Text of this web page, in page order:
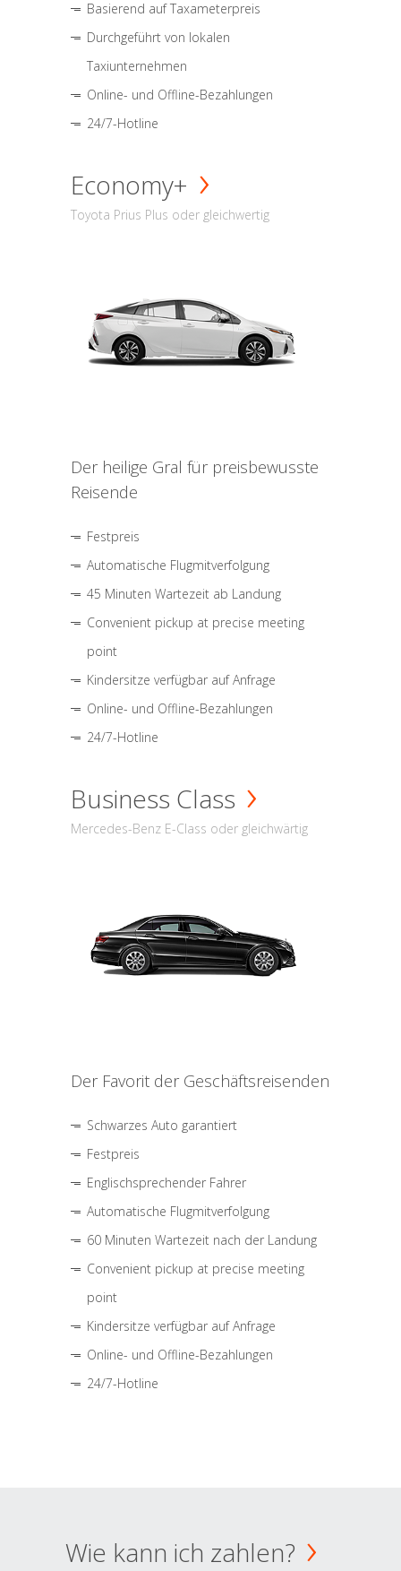
Basierend auf Taxameterpreis
Durchgeführt von lokalen
Taxiunternehmen
Online- und Offline-Bezahlungen
24/7-Hotline
Economy+
Toyota Prius Plus oder gleichwertig
Der heilige Gral für preisbewusste
Reisende
Festpreis
Automatische Flugmitverfolgung
45 Minuten Wartezeit ab Landung
Convenient pickup at precise meeting
point
Kindersitze verfügbar auf Anfrage
Online- und Offline-Bezahlungen
24/7-Hotline
Business Class
Mercedes-Benz E-Class oder gleichwärtig
Der Favorit der Geschäftsreisenden
Schwarzes Auto garantiert
Festpreis
Englischsprechender Fahrer
Automatische Flugmitverfolgung
60 Minuten Wartezeit nach der Landung
Convenient pickup at precise meeting
point
Kindersitze verfügbar auf Anfrage
Online- und Offline-Bezahlungen
24/7-Hotline
Wie kann ich zahlen?